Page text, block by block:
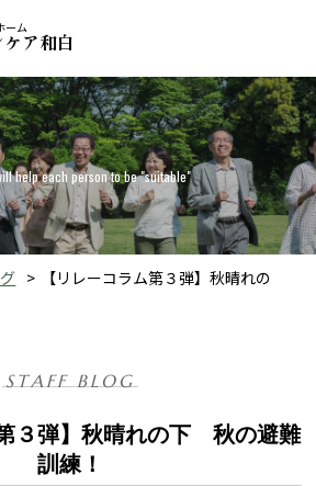
ーム
ア和白
help each person to be "suitable"
【リレーコラム第３弾】秋晴れの
STAFF BLOG
３弾】秋晴れの下 秋の避難
訓練！